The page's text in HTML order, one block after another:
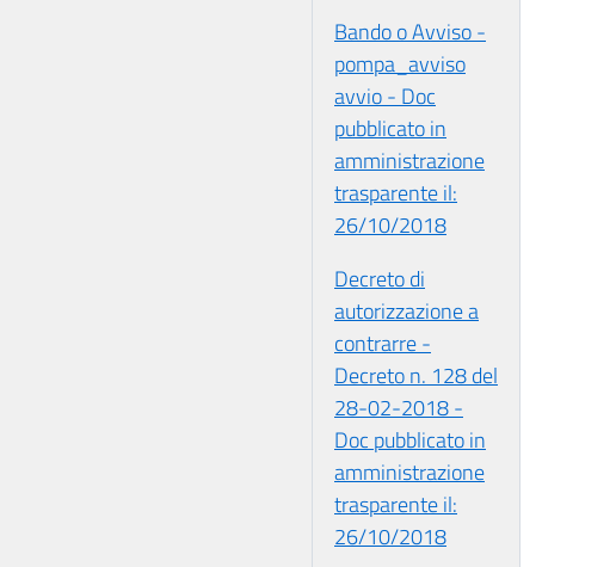
Bando o Avviso -
pompa_avviso
avvio - Doc
pubblicato in
amministrazione
trasparente il:
26/10/2018
Decreto di
autorizzazione a
contrarre -
Decreto n. 128 del
28-02-2018 -
Doc pubblicato in
amministrazione
trasparente il:
26/10/2018